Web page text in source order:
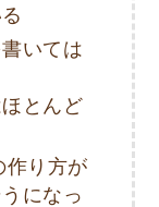
いては
とんど
作り方が
になっ